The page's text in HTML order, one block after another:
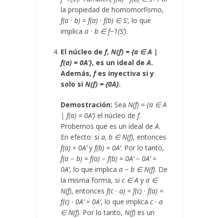
la propiedad de homomorfismo,
f(a · b) = f(a) · f(b) ∈ S’, lo que
implica a · b ∈ f−1(S’).
El núcleo de f, N(f) = {a ∈ A |
f(a) = 0A’}, es un ideal deA.
Además, fes inyectiva si y
solo si N(f) = {0A}.
Demostración: Sea N(f) = {a ∈ A
| f(a) = 0A’} el núcleo de f.
Probemos que es un ideal deA.
En efecto: si a, b ∈ N(f), entonces
f(a) = 0A’y f(b) = 0A’. Por lo tanto,
f(a − b) = f(a) − f(b) = 0A’− 0A’=
0A’, lo que implica a − b ∈ N(f). De
la misma forma, si c ∈ A y a ∈
N(f), entonces f(c · a) = f(c) · f(a) =
f(c) · 0A’= 0A’, lo que implica c · a
∈ N(f). Por lo tanto, N(f) es un